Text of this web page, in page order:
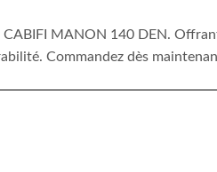
MANON 140 DEN.
Commandez dès